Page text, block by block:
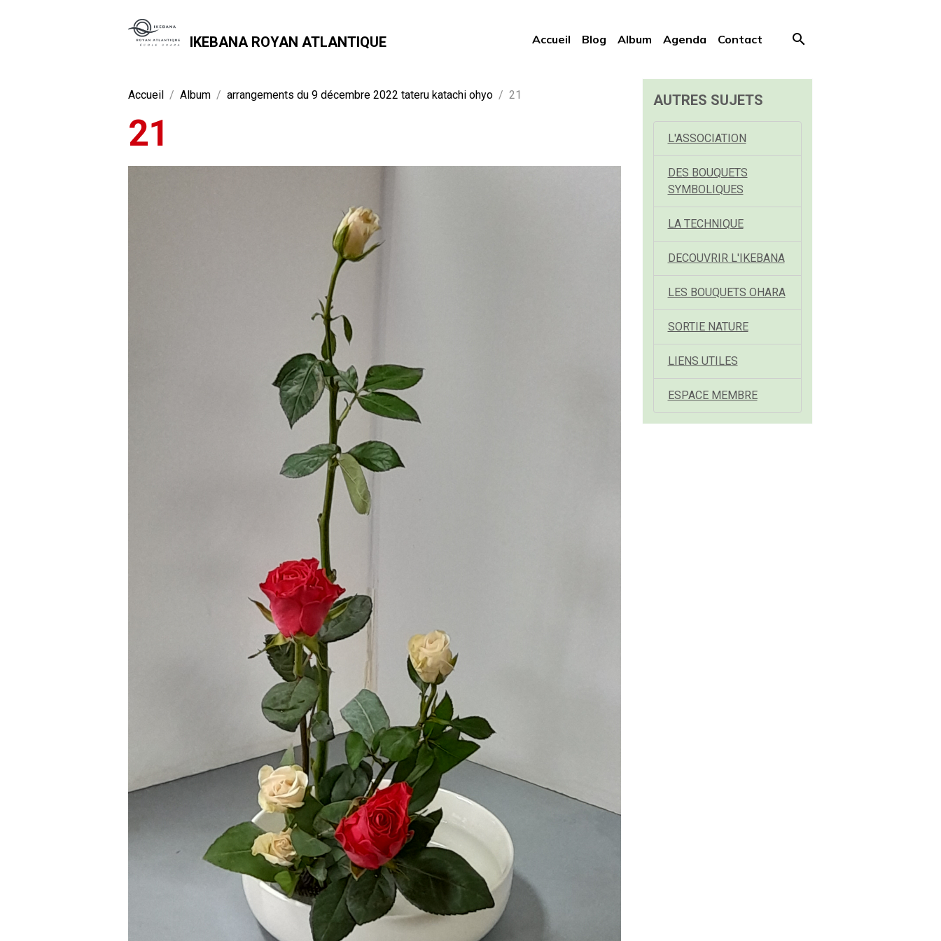
IKEBANA ROYAN ATLANTIQUE Accueil Blog Album Agenda Contact
Accueil Album arrangements du 9 décembre 2022 tateru katachi ohyo 21
21
AUTRES SUJETS
L'ASSOCIATION
DES BOUQUETS
SYMBOLIQUES
LA TECHNIQUE
DECOUVRIR L'IKEBANA
LES BOUQUETS OHARA
SORTIE NATURE
LIENS UTILES
ESPACE MEMBRE